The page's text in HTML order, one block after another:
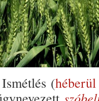
(héberül